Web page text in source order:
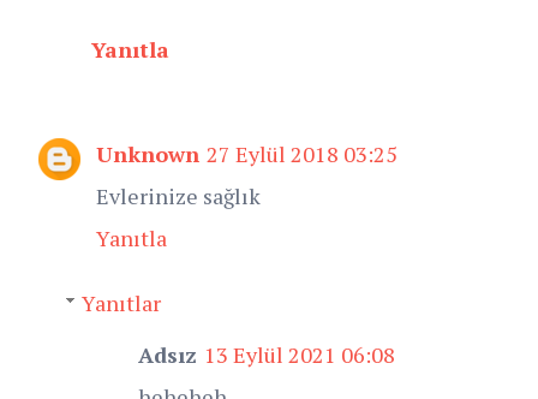
Yanıtla
Unknown 27 Eylül 2018 03:25
Evlerinize sağlık
Yanıtla
Yanıtlar
Adsız 13 Eylül 2021 06:08